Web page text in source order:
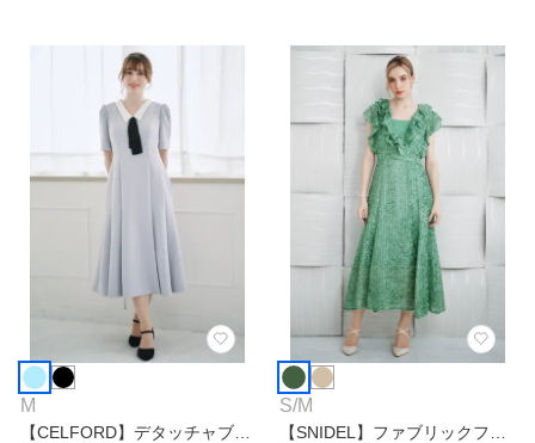
M
【CELFORD】デタッチャブル
S/M
【SNIDEL】ファブリックフリ